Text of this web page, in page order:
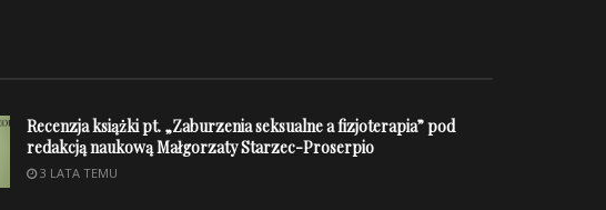
Recenzja książki pt. „Zaburzenia seksualne a fizjoterapia” pod
redakcją naukową Małgorzaty Starzec-Proserpio
3 LATA TEMU